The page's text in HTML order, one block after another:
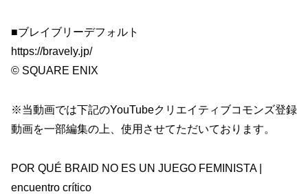
■ブレイブリーデフォルト
https://bravely.jp/
© SQUARE ENIX
※当動画では下記のYouTubeクリエイティブコモンズ登録
動画を一部編集の上、使用させてただいております。
POR QUÉ BRAID NO ES UN JUEGO FEMINISTA |
encuentro crítico